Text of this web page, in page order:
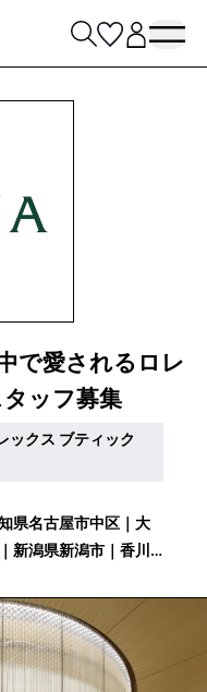
で愛されるロレ
ッフ募集
ックス ブティック
県名古屋市中区｜大
新潟県新潟市｜香川